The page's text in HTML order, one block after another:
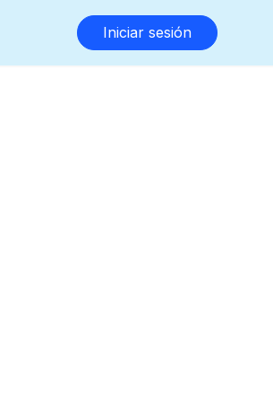
Iniciar sesión